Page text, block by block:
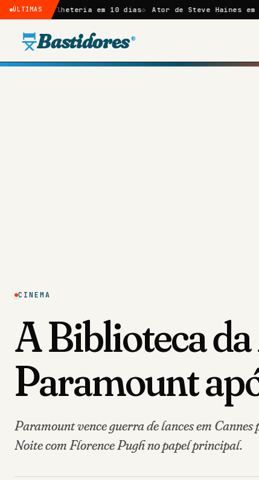
ÚLTIMAS
de bilheteria em 10 dias Ator de Steve Haines em GTA 5
Bastidores ®
CINEMA
A Biblioteca
Paramount
Paramount vence guerra de lances em
Noite com Florence Pugh no papel principal.